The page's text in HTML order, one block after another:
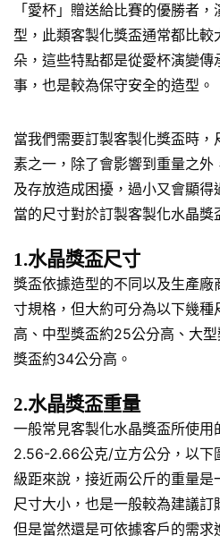
「愛杯」贈送給比賽的優勝者
型，此類客製化獎盃通常都比
朵，這些特點都是從愛杯演變
事，也是較為保守安全的造型。
當我們需要訂製客製化獎盃時
素之一，除了會影響到重量之
及存放造成困擾，過小又會顯
當的尺寸對於訂製客製化水晶獎
1.水晶獎盃尺寸
獎盃依據造型的不同以及生產廠
寸規格，但大約可分為以下幾
高、中型獎盃約25公分高、大
獎盃約34公分高。
2.水晶獎盃重量
一般常見客製化水晶獎盃所使
2.56-2.66公克/立方公分，以下
級距來說，接近兩公斤的重量
尺寸大小，也是一般較為建議訂
但是當然還是可依據客戶的需